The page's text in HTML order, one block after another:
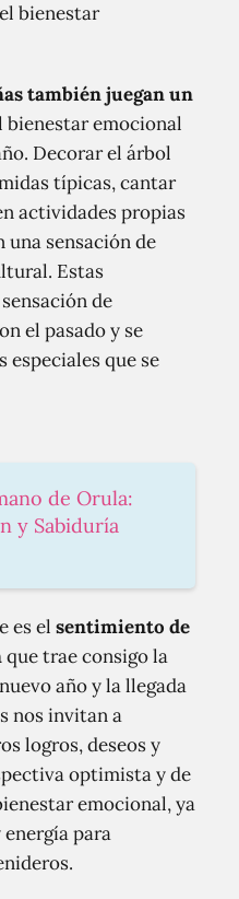
bienestar
también juegan un
bienestar emocional
Decorar el árbol
típicas, cantar
actividades propias
una sensación de
Estas
de
el pasado y se
que se
de Orula:
y Sabiduría
es el sentimiento de
que trae consigo la
año y la llegada
nos invitan a
logros, deseos y
optimista y de
emocional, ya
para